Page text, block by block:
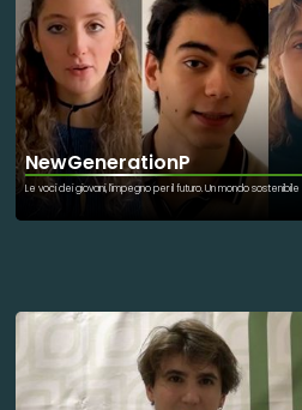
NewGenerationP
Le voci dei giovani, l'impegno per il futuro. Un mondo